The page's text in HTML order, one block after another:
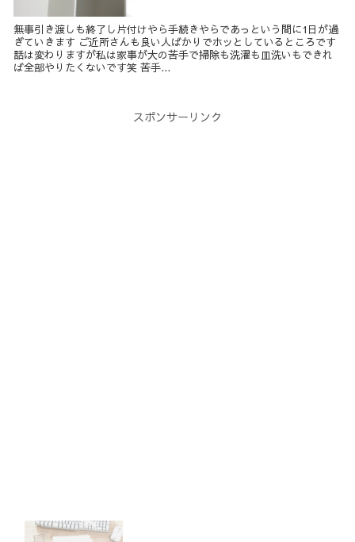
無事引き渡しも終了し片付けやら手続きやらであっという間に1日が過
ぎていきます ご近所さんも良い人ばかりでホッとしているところです
話は変わりますが私は家事が大の苦手で掃除も洗濯も皿洗いもできれ
ば全部やりたくないです笑 苦手...
スポンサーリンク